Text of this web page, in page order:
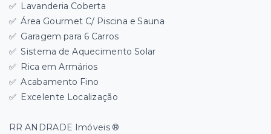
✅ Lavanderia Coberta
✅ Área Gourmet C/ Piscina e Sauna
✅ Garagem para 6 Carros
✅ Sistema de Aquecimento Solar
✅ Rica em Armários
✅ Acabamento Fino
✅ Excelente Localização
RR ANDRADE Imóveis ®